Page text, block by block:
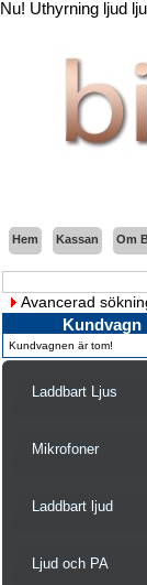
Nu! Uthyrning ljud
Hem Kassan Om
Avancerad
Kundvagn
Kundvagnen är tom!
Laddbart Ljus
Mikrofoner
Laddbart ljud
Ljud och PA